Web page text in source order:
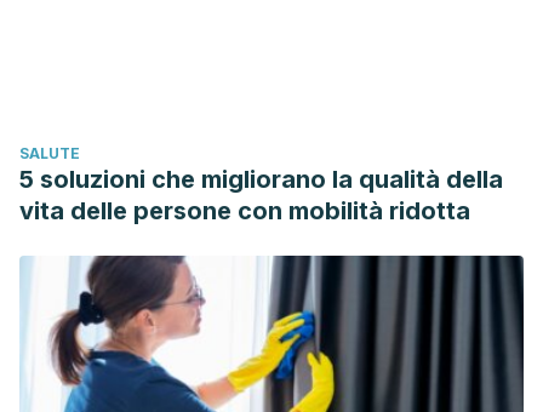
https://doi.org/10.15171/jcs.2017.003
Borges, R. S., Ortiz, B. L. S., Pereira, A. C. M., Keita, H., &
Carvalho, J. C. T. (2019). Rosmarinus officinalis essential oil:
A review of its phytochemistry, anti-inflammatory activity,
and mechanisms of action involved.
ethnopharmacology
, 29–45. Disponible en:
https://doi.org/10.1016/j.jep.2018.09.038
Caudal, D., Guinobert, I., Lafoux, A., Bardot, V., Cotte, C.,
SALUTE
5 soluzioni che migliorano la qualità della
vita delle persone con mobilità ridotta